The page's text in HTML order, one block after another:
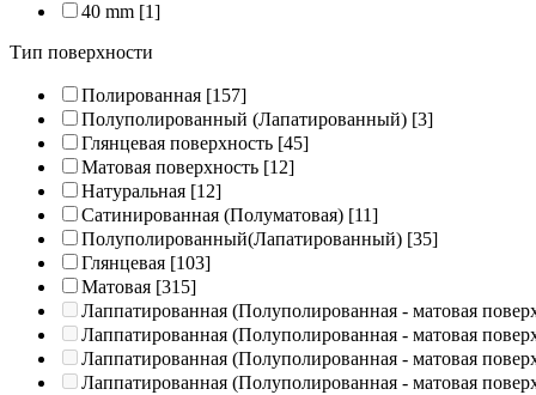
40 mm [1]
Тип поверхности
Полированная [157]
Полуполированный (Лапатированный) [3]
Глянцевая поверхность [45]
Матовая поверхность [12]
Натуральная [12]
Сатинированная (Полуматовая) [11]
Полуполированный(Лапатированный) [35]
Глянцевая [103]
Матовая [315]
Лаппатированная (Полуполированная - матовая
Лаппатированная (Полуполированная - матовая
Лаппатированная (Полуполированная - матовая
Лаппатированная (Полуполированная - матовая